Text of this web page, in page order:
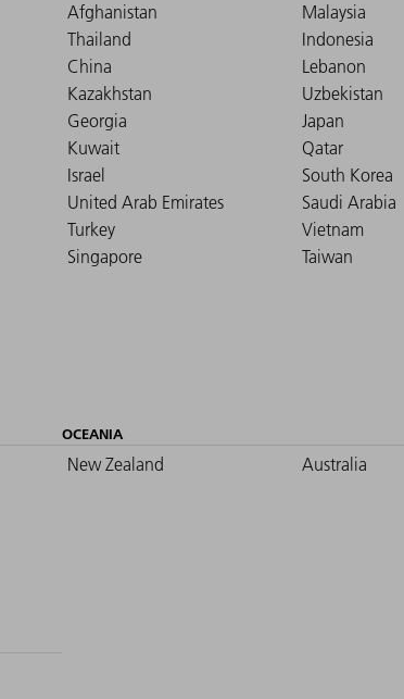
Afghanistan
Malaysia
Thailand
Indonesia
China
Lebanon
Kazakhstan
Uzbekistan
Georgia
Japan
Kuwait
Qatar
Israel
South Korea
United Arab Emirates
Saudi Arabia
Turkey
Vietnam
Singapore
Taiwan
OCEANIA
New Zealand Australia